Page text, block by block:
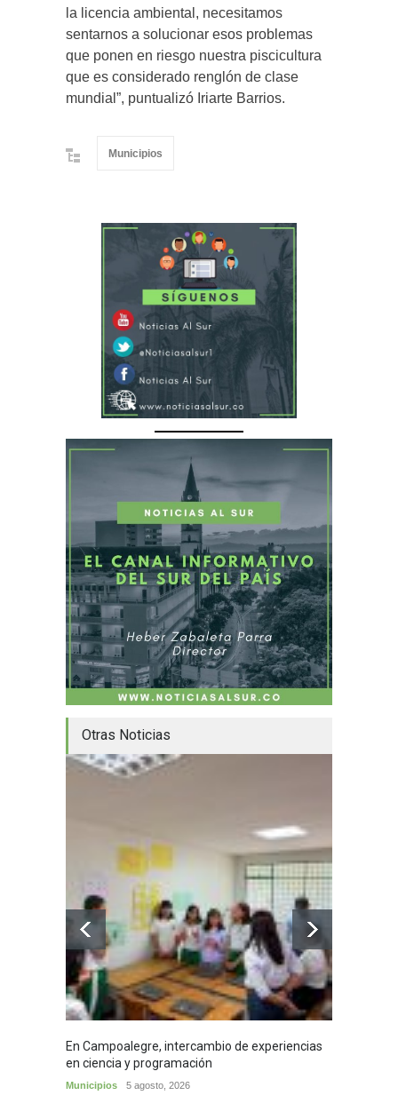
la licencia ambiental, necesitamos
sentarnos a solucionar esos problemas
que ponen en riesgo nuestra piscicultura
que es considerado renglón de clase
mundial”, puntualizó Iriarte Barrios.
Municipios
Otras Noticias
En Campoalegre, intercambio de experiencias
en ciencia y programación
Municipios 5 agosto, 2026